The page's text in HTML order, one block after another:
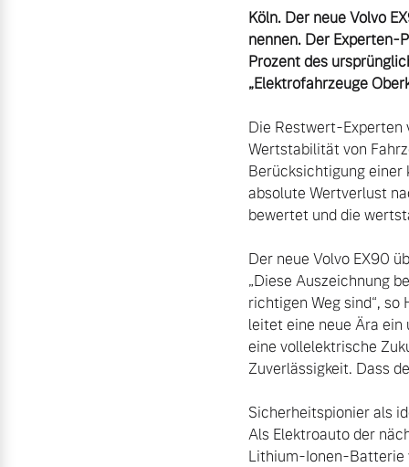
Aktuelle Zubehörangebote
Köln. Der neue Volvo
nennen. Der Experten-
Prozent des
„Elektrofahrzeuge
Die Restwert-Experten
Wertstabilität von
Berücksichtigung
absolute Wertverlust
bewertet und die
Der neue Volvo EX90
„Diese Auszeichnung
richtigen Weg sind“, so
leitet eine neue Ära
eine vollelektrische
Zuverlässigkeit. Dass
Sicherheitspionier als
Als Elektroauto der
Lithium-Ionen-Batterie